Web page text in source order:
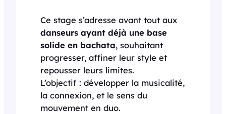
Ce stage s’adresse avant tout aux
danseurs ayant déjà une base
solide en bachata, souhaitant
progresser, affiner leur style et
repousser leurs limites.
L’objectif : développer la musicalité,
la connexion, et le sens du
mouvement en duo.